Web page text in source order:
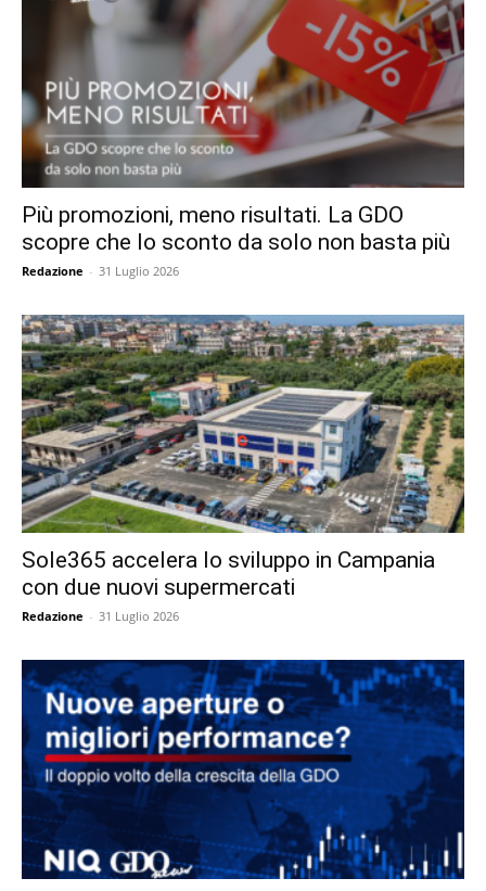
Più promozioni, meno risultati. La GDO
scopre che lo sconto da solo non basta più
Redazione - 31 Luglio 2026
Sole365 accelera lo sviluppo in Campania
con due nuovi supermercati
Redazione - 31 Luglio 2026